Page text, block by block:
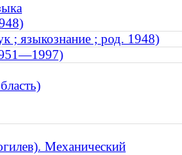
; языкознание ; род. 1948)
Механический